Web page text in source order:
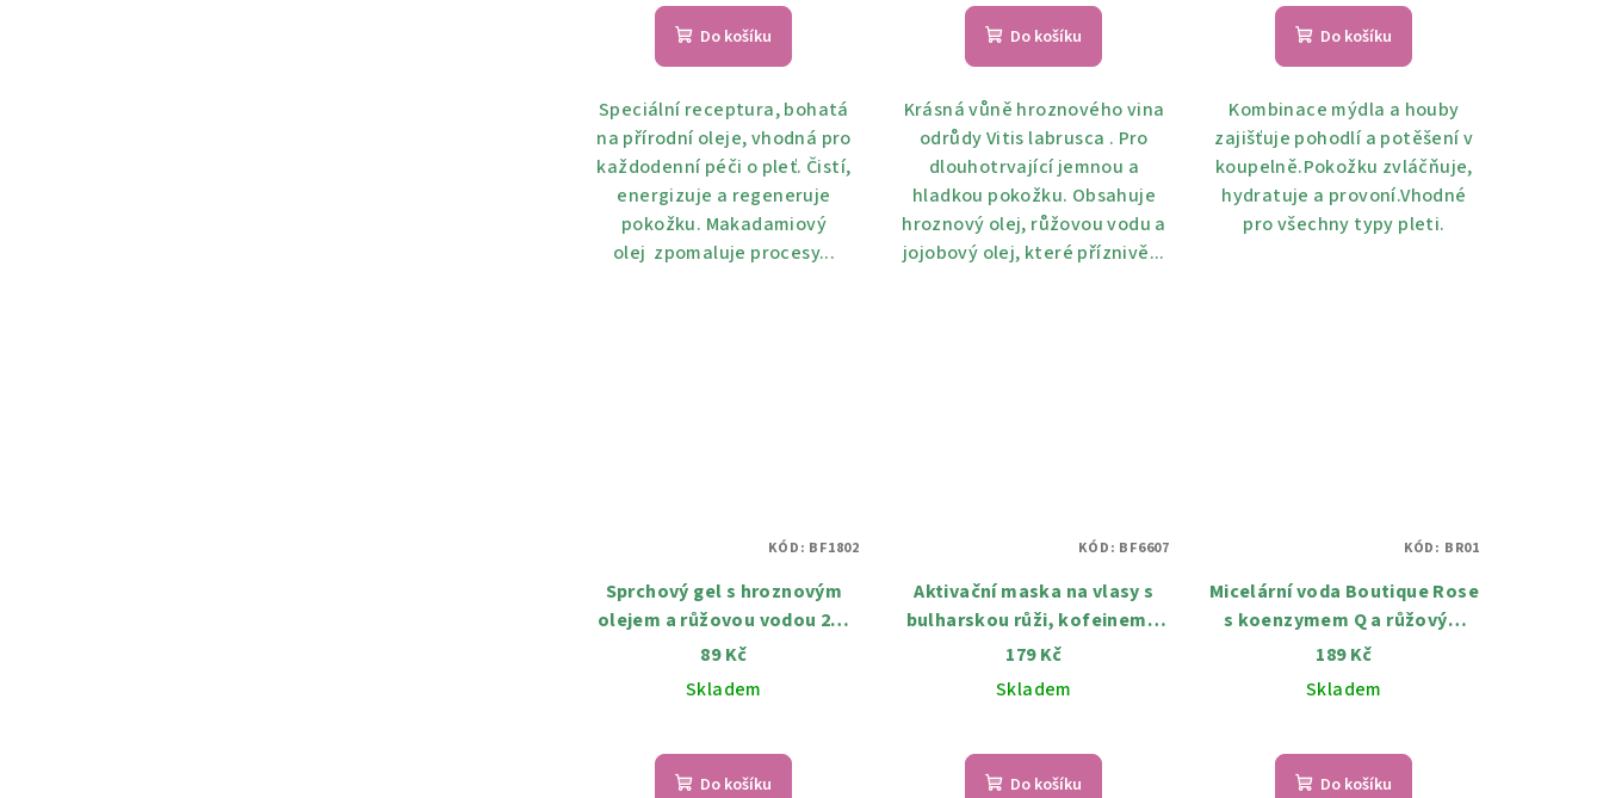
Do košíku
Speciální receptura, bohatá
na přírodní oleje, vhodná pro
každodenní péči o pleť. Čistí,
energizuje a regeneruje
pokožku. Makadamiový
olej zpomaluje procesy...
Do košíku
Krásná vůně hroznového vina
odrůdy Vitis labrusca . Pro
dlouhotrvající jemnou a
hladkou pokožku. Obsahuje
hroznový olej, růžovou vodu a
jojobový olej, které příznivě...
Do košíku
Kombinace mýdla a houby
zajišťuje pohodlí a potěšení v
koupelně.Pokožku zvláčňuje,
hydratuje a provoní.Vhodné
pro všechny typy pleti.
Sprchový gel s hroznovým
olejem a růžovou vodou 200
ml
89 Kč
Skladem
Do košíku
KÓD: BF1802
Aktivační maska ​​na vlasy s
bulharskou růži, kofeinem a
ricinovým olejem 250 ml
179 Kč
Skladem
Do košíku
KÓD: BF6607
Micelární voda Boutique Rose
s koenzymem Q a růžovým
olejem 135 ml
189 Kč
Skladem
Do košíku
KÓD: BR01